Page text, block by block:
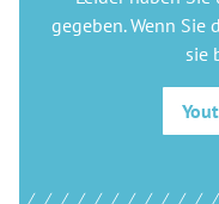
gegeben. Wenn Sie
sie